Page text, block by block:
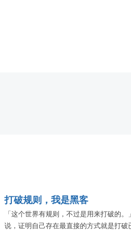
打破规则，我是黑客
「这个世界有规则，不过是用来打破的。
说，证明自己存在最直接的方式就是打破